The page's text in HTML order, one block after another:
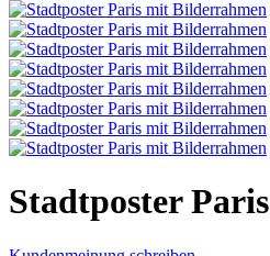
Stadtposter Paris